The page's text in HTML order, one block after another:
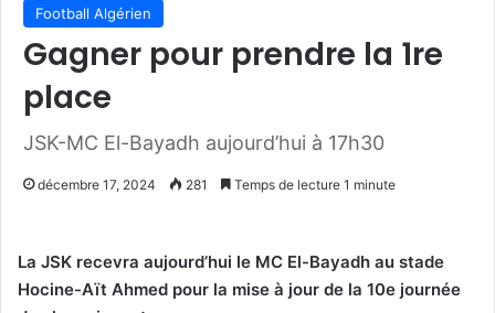
Football Algérien
Gagner pour prendre la 1re
place
JSK-MC El-Bayadh aujourd’hui à 17h30
décembre 17, 2024 281 Temps de lecture 1 minute
La JSK recevra aujourd’hui le MC El-Bayadh au stade
Hocine-Aït Ahmed pour la mise à jour de la 10e journée